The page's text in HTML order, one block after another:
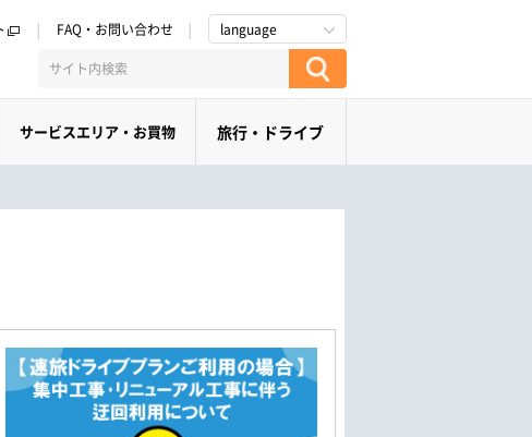
FAQ・お問い合わせ language
サービスエリア・お買物 旅行・ドライブ